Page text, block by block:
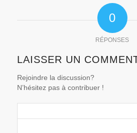
0
RÉPONSES
LAISSER UN
Rejoindre la discussion?
N’hésitez pas à contribuer !